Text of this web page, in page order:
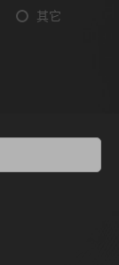
其它